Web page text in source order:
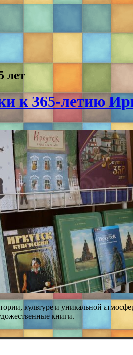
лет
к 365-летию
культуре и уникальной
книги.